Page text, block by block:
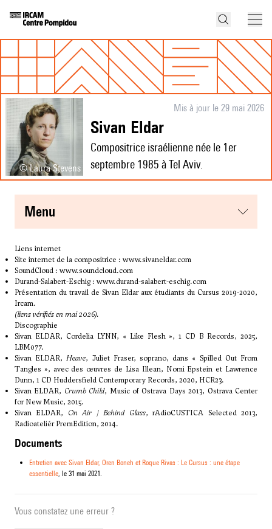
© Laura Stevens
Mis à jour le 29 mai 2026
Sivan Eldar
Compositrice israélienne née le 1er
septembre 1985 à Tel Aviv.
menu
Liens internet
Site internet de la compositrice : www.sivaneldar.com
SoundCloud : www.soundcloud.com
Durand-Salabert-Eschig : www.durand-salabert-eschig.com
Présentation du travail de Sivan Eldar aux étudiants du Cursus 2019-2020,
Ircam.
(liens vérifiés en mai 2026).
Discographie
Sivan ELDAR, Cordelia LYNN, « Like Flesh », 1 CD B Records, 2025,
LBM077.
Sivan ELDAR,Heave, Juliet Fraser, soprano, dans « Spilled Out From
Tangles », avec des œuvres de Lisa Illean, Nomi Epstein et Lawrence
Dunn, 1 CD Huddersfield Contemporary Records, 2020, HCR23.
Sivan ELDAR, Crumb Child, Music of Ostrava Days 2013, Ostrava Center
for New Music, 2015.
Sivan ELDAR, On Air | Behind Glass, rAdioCUSTICA Selected 2013,
Radioateliér PremEdition, 2014.
Documents
Entretien avec Sivan Eldar, Oren Boneh et Roque Rivas : Le Cursus : une étape
essentielle, le 31 mai 2021.
Vous constatez une erreur ?